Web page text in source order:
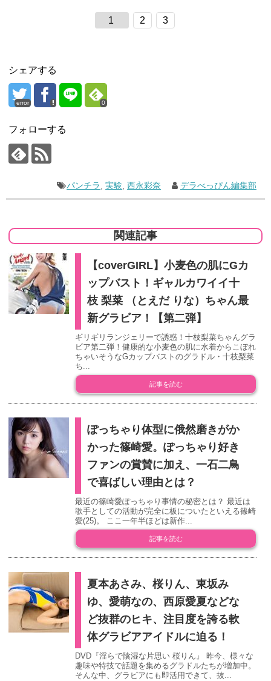
1 2 3
シェアする
error 0
フォローする
パンチラ,実験,西永彩奈 デラべっぴん編集部
関連記事
【coverGIRL】小麦色の肌にGカ
ップバスト！ギャルカワイイ十
枝 梨菜 （とえだ りな）ちゃん最
新グラビア！【第二弾】
ギリギリランジェリーで誘惑！十枝梨菜ちゃんグラ
ビア第二弾！健康的な小麦色の肌に水着からこぼれ
ちゃいそうなGカップバストのグラドル・十枝梨菜
ち...
記事を読む
ぽっちゃり体型に俄然磨きがか
かった篠崎愛。ぽっちゃり好き
ファンの賞賛に加え、一石二鳥
で喜ばしい理由とは？
最近の篠崎愛ぽっちゃり事情の秘密とは？ 最近は
歌手としての活動が完全に板についたといえる篠崎
愛(25)。 ここ一年半ほどは新作...
記事を読む
夏本あさみ、桜りん、東坂み
ゆ、愛萌なの、西原愛夏などな
ど抜群のヒキ、注目度を誇る軟
体グラビアアイドルに迫る！
DVD『淫らで陰湿な片思い 桜りん』 昨今、様々な
趣味や特技で話題を集めるグラドルたちが増加中。
そんな中、グラビアにも即活用できて、抜...